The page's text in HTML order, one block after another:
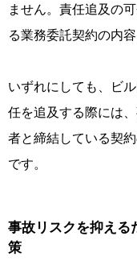
ません。責任追及の
る業務委託契約の内容
いずれにしても、ビ
任を追及する際には
者と締結している契
です。
事故リスクを抑える
策